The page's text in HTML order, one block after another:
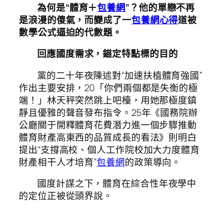
為何是“體育＋包養網”？他的單戀不再
是浪漫的傻氣，而變成了一包養網心得道被
數學公式逼迫的代數題。
回應國度需求，錨定特點標的目的
黨的二十年夜陳述對“加速扶植體育強國”
作出主要安排，20「你們兩個都是失衡的極
端！」林天秤突然跳上吧檯，用她那極度鎮
靜且優雅的聲音發布指令。25年《國務院辦
公廳關于開釋體育花費潛力進一個步驟推動
體育財產高東西的品質成長的看法》則明白
提出“支撐高校、個人工作院校加大力度體育
財產相干人才培育”包養網的政策導向。
國度計謀之下，體育在綜合性年夜學中
的定位正被從頭界說。